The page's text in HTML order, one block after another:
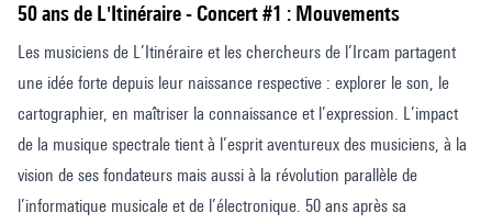
50 ans de L'Itinéraire - Concert #1 : Mouvements
Les musiciens de L’Itinéraire et les chercheurs de l’Ircam partagent
une idée forte depuis leur naissance respective : explorer le son, le
cartographier, en maîtriser la connaissance et l’expression. L’impact
de la musique spectrale tient à l’esprit aventureux des musiciens, à la
vision de ses fondateurs mais aussi à la révolution parallèle de
l’informatique musicale et de l’électronique. 50 ans après sa